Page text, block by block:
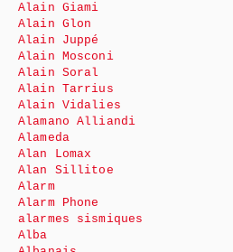
Alain Giami
Alain Glon
Alain Juppé
Alain Mosconi
Alain Soral
Alain Tarrius
Alain Vidalies
Alamano Alliandi
Alameda
Alan Lomax
Alan Sillitoe
Alarm
Alarm Phone
alarmes sismiques
Alba